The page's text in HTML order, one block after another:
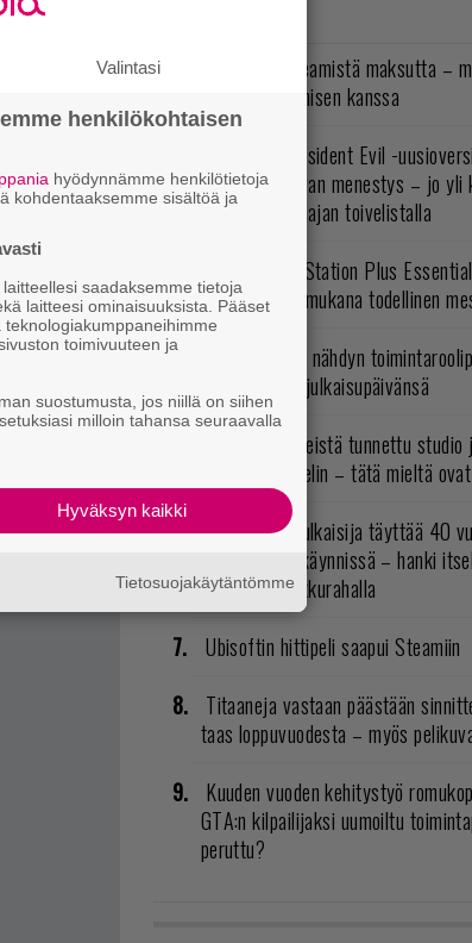
.
Loistopeli Steamistä maksutta –
kiirettä lataamisen kanssa
Tulevasta Resident Evil -
näyttäisi tulevan menestys – jo yli
miljoonan pelaajan toivelistalla
Elokuun PlayStation Plus
ilmestyivät – mukana todellinen
Vuonna 2018 nähdyn
jatko-osa sai julkaisupäivänsä
Pokémon-peleistä tunnettu studio
toimintaroolipelin – tätä mieltä
Rakastettu julkaisija täyttää 40
valtavat alet käynnissä – hanki
klassikoita pikkurahalla
Ubisoftin hittipeli saapui Steamiin
Titaaneja vastaan päästään
taas loppuvuodesta – myös
Kuuden vuoden kehitystyö
GTA:n kilpailijaksi uumoiltu
peruttu?
Valintasi
henkilökohtaisen
hyödynnämme henkilötietoja
kohdentaaksemme sisältöä ja
saadaksemme tietoja
laitteesi ominaisuuksista. Pääset
toimivuuteen ja
suostumusta, jos niillä on siihen
milloin tahansa seuraavalla
Hyväksyn kaikki
Tietosuojakäytäntömme